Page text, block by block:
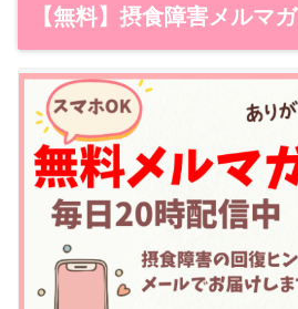
【無料】摂食障害メルマガ